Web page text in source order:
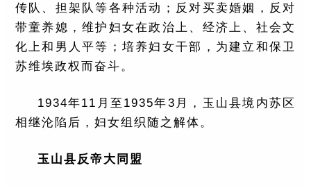
传队、担架队等各种活动；反对买卖婚姻，反对
带童养媳，维护妇女在政治上、经济上、社会文
化上和男人平等；培养妇女干部，为建立和保卫
苏维埃政权而奋斗。
1934年11月至1935年3月，玉山县境内苏区
相继沦陷后，妇女组织随之解体。
玉山县反帝大同盟